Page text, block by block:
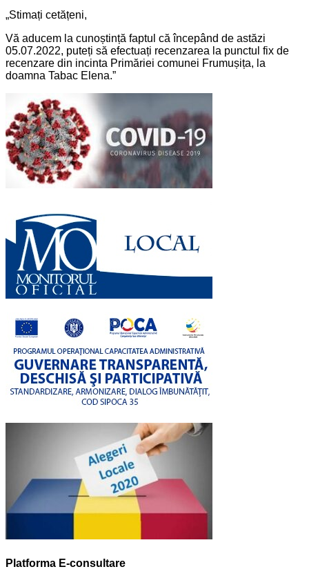
„Stimați cetățeni,
Vă aducem la cunoștință faptul că începând de astăzi
05.07.2022, puteți să efectuați recenzarea la punctul fix de
recenzare din incinta Primăriei comunei Frumușița, la
doamna Tabac Elena.”
Platforma E-consultare